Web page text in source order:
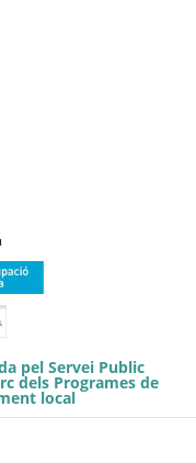
pel Servei Public
dels Programes de
local